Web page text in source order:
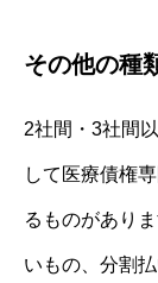
その他の種
2社間・3社間
して医療債権
るものがあり
いもの、分割